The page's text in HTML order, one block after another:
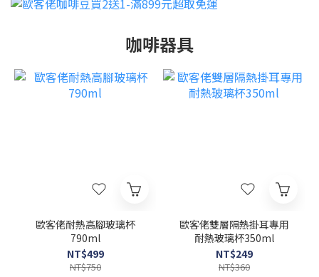
咖啡器具
歐客佬耐熱高腳玻璃杯
790ml
NT$499
NT$750
歐客佬雙層隔熱掛耳專用
耐熱玻璃杯350ml
NT$249
NT$360